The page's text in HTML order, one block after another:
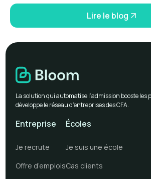
Lire le blog
La solution qui automatise l’admission booste les
développe le réseau d’entreprises des CFA.
Entreprise
Je recrute
Offre d’emplois
Écoles
Je suis une école
Cas clients